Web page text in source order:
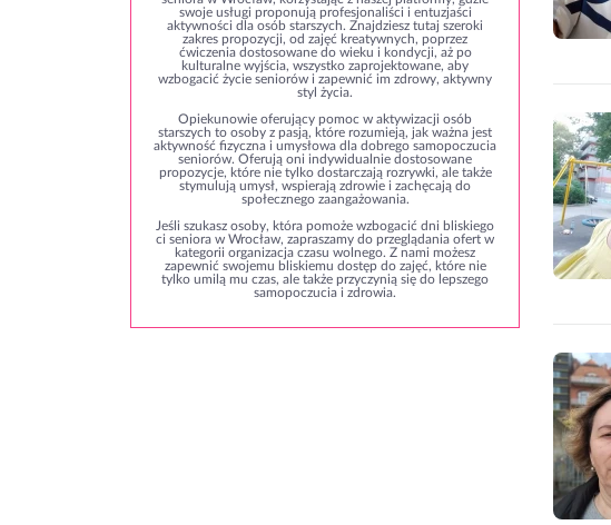
swoje usługi proponują profesjonaliści i entuzjaści
aktywności dla osób starszych. Znajdziesz tutaj szeroki
zakres propozycji, od zajęć kreatywnych, poprzez
ćwiczenia dostosowane do wieku i kondycji, aż po
kulturalne wyjścia, wszystko zaprojektowane, aby
wzbogacić życie seniorów i zapewnić im zdrowy, aktywny
styl życia.
Opiekunowie oferujący pomoc w aktywizacji osób
starszych to osoby z pasją, które rozumieją, jak ważna jest
aktywność fizyczna i umysłowa dla dobrego samopoczucia
seniorów. Oferują oni indywidualnie dostosowane
propozycje, które nie tylko dostarczają rozrywki, ale także
stymulują umysł, wspierają zdrowie i zachęcają do
społecznego zaangażowania.
Jeśli szukasz osoby, która pomoże wzbogacić dni bliskiego
ci seniora w Wrocław, zapraszamy do przeglądania ofert w
kategorii organizacja czasu wolnego. Z nami możesz
zapewnić swojemu bliskiemu dostęp do zajęć, które nie
tylko umilą mu czas, ale także przyczynią się do lepszego
samopoczucia i zdrowia.